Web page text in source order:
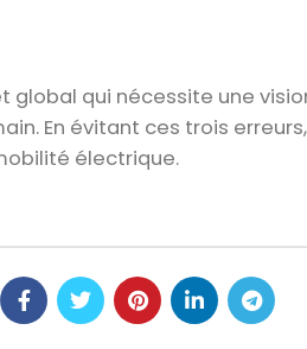
global qui nécessite une
En évitant ces trois
électrique.